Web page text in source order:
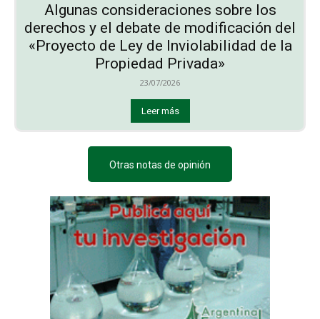
Algunas consideraciones sobre los
derechos y el debate de modificación del
«Proyecto de Ley de Inviolabilidad de la
Propiedad Privada»
23/07/2026
Leer más
Otras notas de opinión